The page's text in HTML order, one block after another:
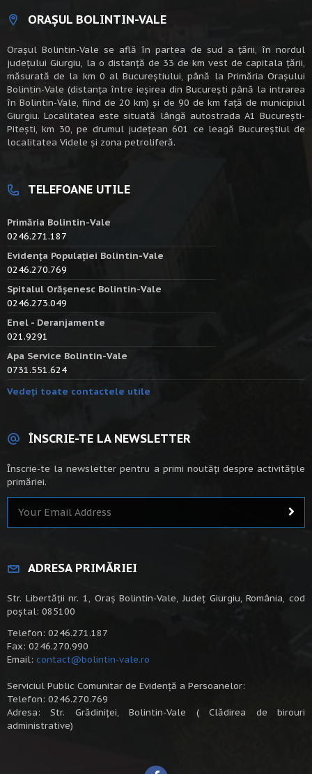
ORAȘUL BOLINTIN-VALE
Oraşul Bolintin-Vale se află în partea de sud a ţării, în nordul
judeţului Giurgiu, la o distanţă de 33 de km vest de capitala țării,
măsurată de la km 0 al Bucureștiului, până la Primăria Orașului
Bolintin-Vale (distanța între ieșirea din București până la intrarea
în Bolintin-Vale, fiind de 20 km) şi de 90 de km faţă de municipiul
Giurgiu. Localitatea este situată lângă autostrada A1 Bucureşti-
Piteşti, km 30, pe drumul judeţean 601 ce leagă Bucureştiul de
localitatea Videle şi zona petroliferă.
TELEFOANE UTILE
Primăria Bolintin-Vale
0246.271.187
Evidența Populației Bolintin-Vale
0246.270.769
Spitalul Orășenesc Bolintin-Vale
0246.273.049
Enel - Deranjamente
021.9291
Apa Service Bolintin-Vale
0731.551.624
Vedeți toate contactele utile
ÎNSCRIE-TE LA NEWSLETTER
Înscrie-te la newsletter pentru a primi noutăți despre activitățile
primăriei.
ADRESA PRIMĂRIEI
Str. Libertății nr. 1, Oraș Bolintin-Vale, Județ Giurgiu, România, cod
poștal: 085100
Telefon: 0246.271.187
Fax: 0246.270.990
Email: contact@bolintin-vale.ro
Serviciul Public Comunitar de Evidență a Persoanelor:
Telefon: 0246.270.769
Adresa: Str. Grădiniței, Bolintin-Vale ( Clădirea de birouri
administrative)